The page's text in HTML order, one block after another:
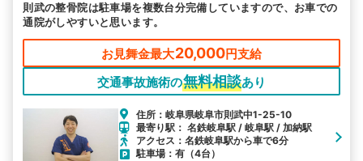
則武の整骨院は駐車場を複数台分完備していますので、お車での
通院がしやすいと思います。
お見舞金最大20,000円支給
交通事故施術の無料相談あり
住所：岐阜県岐阜市則武中1-25-10
最寄り駅： 名鉄岐阜駅 / 岐阜駅 / 加納駅
アクセス：名鉄岐阜駅から車で6分
駐車場：有（4台）